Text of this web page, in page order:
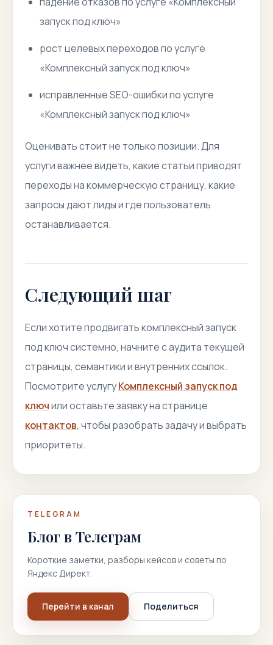
запуск под ключ»
рост целевых переходов по услуге
«Комплексный запуск под ключ»
исправленные SEO-ошибки по услуге
«Комплексный запуск под ключ»
Оценивать стоит не только позиции. Для
услуги важнее видеть, какие статьи приводят
переходы на коммерческую страницу, какие
запросы дают лиды и где пользователь
останавливается.
Следующий шаг
Если хотите продвигать комплексный запуск
под ключ системно, начните с аудита текущей
страницы, семантики и внутренних ссылок.
Посмотрите услугуКомплексный запуск под
ключили оставьте заявку на странице
контактов, чтобы разобрать задачу и выбрать
приоритеты.
TELEGRAM
Блог в Телеграм
Короткие заметки, разборы кейсов и советы по
Яндекс Директ.
Перейти в канал Поделиться